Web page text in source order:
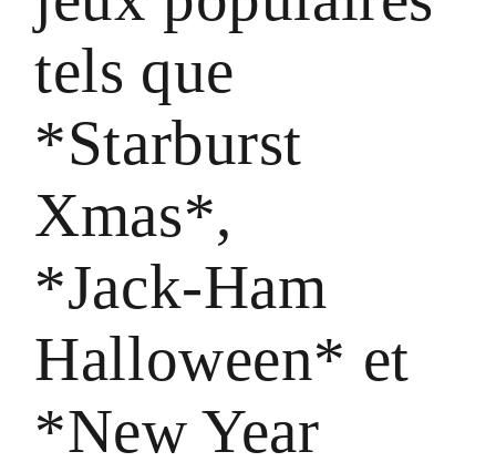
tels que
*Starburst
Xmas*,
*Jack‑Ham
Halloween* et
*New Year